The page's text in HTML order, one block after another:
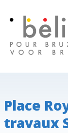
Place
travaux